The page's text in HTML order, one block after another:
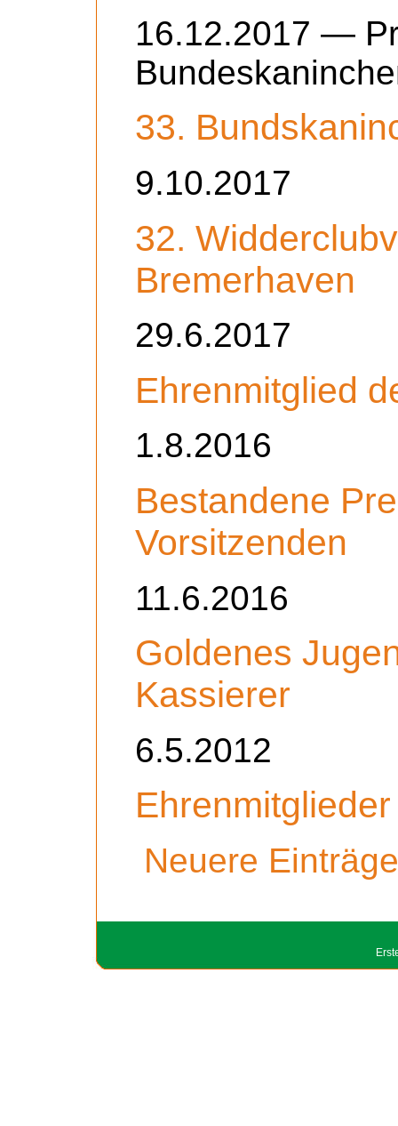
16.12.2017 —
33.
9.10.2017
32.
Bremerhaven
29.6.2017
Ehrenmitglied
1.8.2016
Bestandene
Vorsitzenden
11.6.2016
Goldenes
Kassierer
6.5.2012
Neuere Einträge